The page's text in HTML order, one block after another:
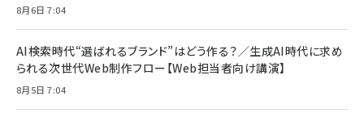
8月6日 7:04
AI検索時代“選ばれるブランド”はどう作る？／生成AI時代に求め
られる次世代Web制作フロー【Web担当者向け講演】
8月5日 7:04